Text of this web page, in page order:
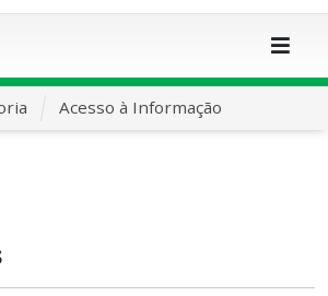
Acesso à Informação